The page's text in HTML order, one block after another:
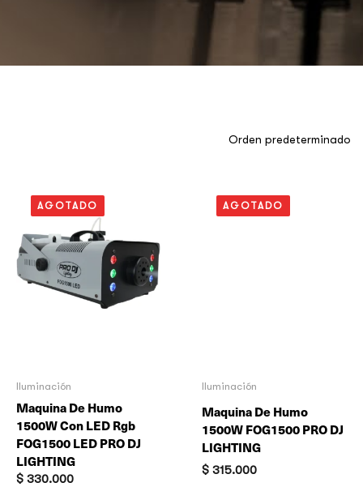
AGOTADO
Iluminación
Maquina De Humo
1500W Con LED Rgb
FOG1500 LED PRO DJ
LIGHTING
$ 330.000
AGOTADO
Iluminación
Maquina De Humo
1500W FOG1500 PRO DJ
LIGHTING
$ 315.000